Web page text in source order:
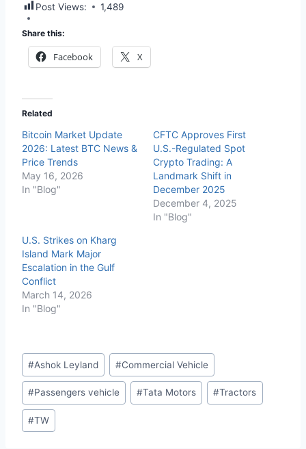
Post Views: 1,489
Share this:
Facebook X
Related
Bitcoin Market Update
2026: Latest BTC News &
Price Trends
May 16, 2026
In "Blog"
CFTC Approves First
U.S.-Regulated Spot
Crypto Trading: A
Landmark Shift in
December 2025
December 4, 2025
In "Blog"
U.S. Strikes on Kharg
Island Mark Major
Escalation in the Gulf
Conflict
March 14, 2026
In "Blog"
Post
Tags:
#Ashok Leyland #Commercial Vehicle
#Passengers vehicle #Tata Motors #Tractors
#TW